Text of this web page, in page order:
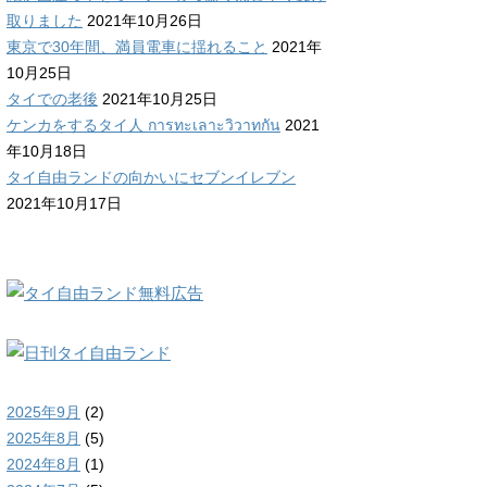
取りました 2021年10月26日
東京で30年間、満員電車に揺れること 2021年
10月25日
タイでの老後 2021年10月25日
ケンカをするタイ人 การทะเลาะวิวาทกัน 2021
年10月18日
タイ自由ランドの向かいにセブンイレブン
2021年10月17日
2025年9月 (2)
2025年8月 (5)
2024年8月 (1)